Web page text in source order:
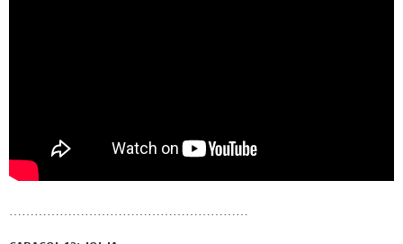
…………………………………………………